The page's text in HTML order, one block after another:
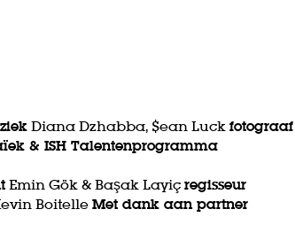
Diana Dzhabba, $ean Luck fotograaf
& ISH Talentenprogramma
Emin Gök & Başak Layiç regisseur
BoitelleMet dank aan partner